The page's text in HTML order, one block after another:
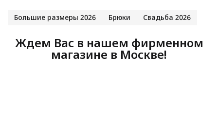
Большие размеры 2026 Брюки Свадьба 2026
Ждем Вас в нашем фирменном
магазине в Москве!